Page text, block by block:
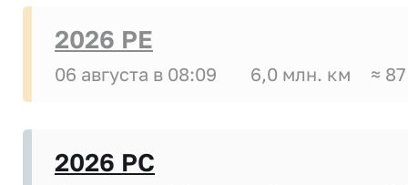
2026 PE
06 августа в 08:09 6,0 млн. км ≈
2026 PC